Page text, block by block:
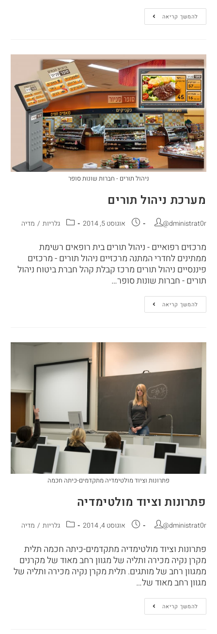
להמשך קריאה
ניהול תורים - חברות שונות סופר
מערכת ניהול תורים
@dministrat0r אוגוסט 5, 2014 גלריות / מדיה
מרכזים רפואיים - ניהול תורים בית רופאים רשימת
ממתינים לחדרי המתנה מרכזיים ניהול תורים - מרכזים
פיננסיים ניהול תורים מרכז קבלת קהל חברת ביטוח ניהול
תורים - חברות שונות סופר…
להמשך קריאה
פתרונות וציוד מולטימדיה מתקדמים-כיתה חכמה
פתרונות וציוד מולטימדיה
@dministrat0r אוגוסט 4, 2014 גלריות / מדיה
פתרונות וציוד מולטימדיה מתקדמים-כיתה חכמה תלית
מקרן נקיה מכירה ותליה של מגוון רחב מאוד של מקרנים
ממגוון רחב של מותגים. תלית מקרן נקיה מכירה ותליה של
מגוון רחב מאוד של…
להמשך קריאה